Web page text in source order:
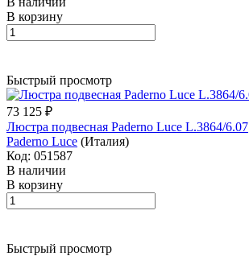
В корзину
Быстрый просмотр
73 125 ₽
Люстра подвесная Paderno Luce L.3864/6.07
Paderno Luce (Италия)
Код: 051587
В наличии
В корзину
Быстрый просмотр